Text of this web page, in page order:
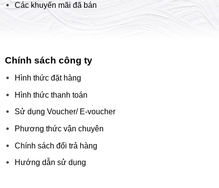
Các khuyến mãi đã bán
Chính sách công ty
Hình thức đặt hàng
Hình thức thanh toán
Sử dụng Voucher/ E-voucher
Phương thức vận chuyên
Chính sách đổi trả hàng
Hướng dẫn sử dụng